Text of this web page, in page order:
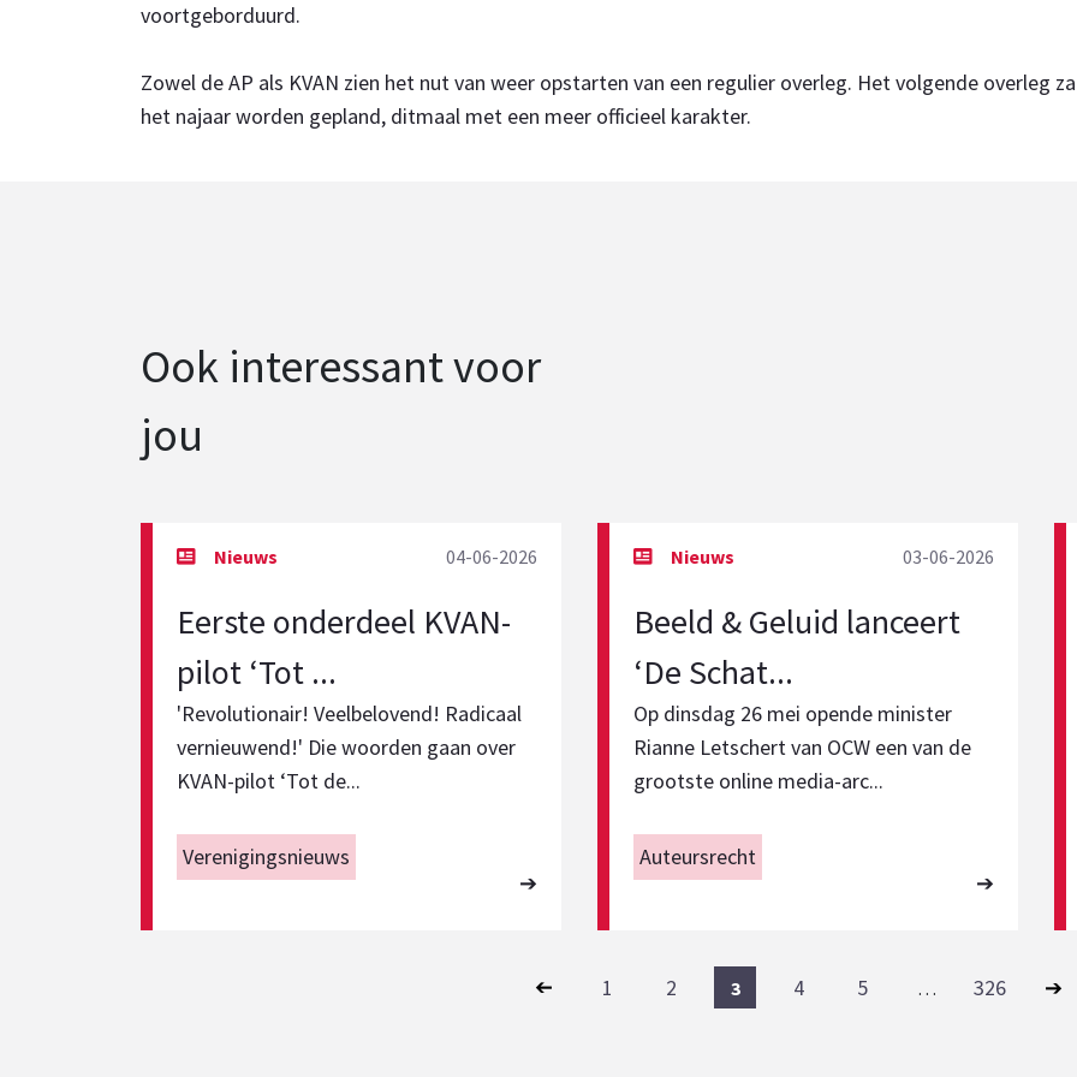
voortgeborduurd.
Zowel de AP als KVAN zien het nut van weer opstarten van een regulier overleg. Het volgende overleg
het najaar worden gepland, ditmaal met een meer officieel karakter.
Ook interessant voor
jou
04-06-2026
Eerste onderdeel KVAN-
pilot ‘Tot ...
'Revolutionair! Veelbelovend! Radicaal
vernieuwend!' Die woorden gaan over
KVAN-pilot ‘Tot de...
Verenigingsnieuws
03-06-2026
Beeld & Geluid lanceert
‘De Schat...
Op dinsdag 26 mei opende minister
Rianne Letschert van OCW een van de
grootste online media-arc...
Auteursrecht
1 2 3 4 5 … 326